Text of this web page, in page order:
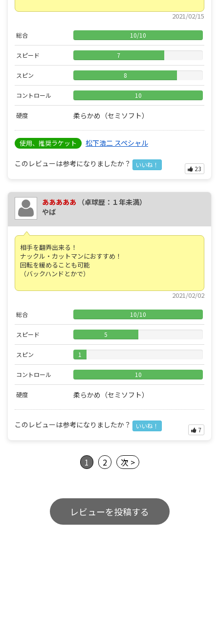
2021/02/15
総合 10/10
スピード 7
スピン 8
コントロール 10
硬度 柔らかめ（セミソフト）
使用、推奨ラケット 松下浩二 スペシャル
このレビューは参考になりましたか？ いいね！
23
あああああ
（卓球歴：１年未満）
やば
相手を翻弄出来る！
ナックル・カットマンにおすすめ！
回転を緩めることも可能
（バックハンドとかで）
2021/02/02
総合 10/10
スピード 5
スピン 1
コントロール 10
硬度 柔らかめ（セミソフト）
このレビューは参考になりましたか？ いいね！
7
1 2 次 >
レビューを投稿する